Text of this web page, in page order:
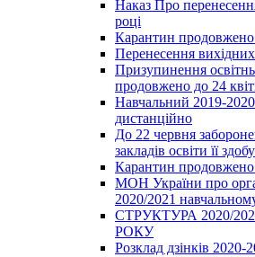
Наказ Про
році
Карантин
Перенесення
Призупинення
продовжено до 24
Навчальний 2019-
дистанційно
До 22 червня
закладів освіти її
Карантин
МОН України про
2020/2021
СТРУКТУРА 2020/
РОКУ
Розклад дзінків 2020-